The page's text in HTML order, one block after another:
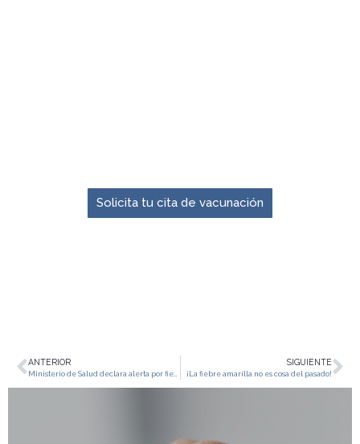
Solicita tu cita de vacunación
ANTERIOR SIGUIENTE
¡La fiebre amarilla no es cosa del pasado!